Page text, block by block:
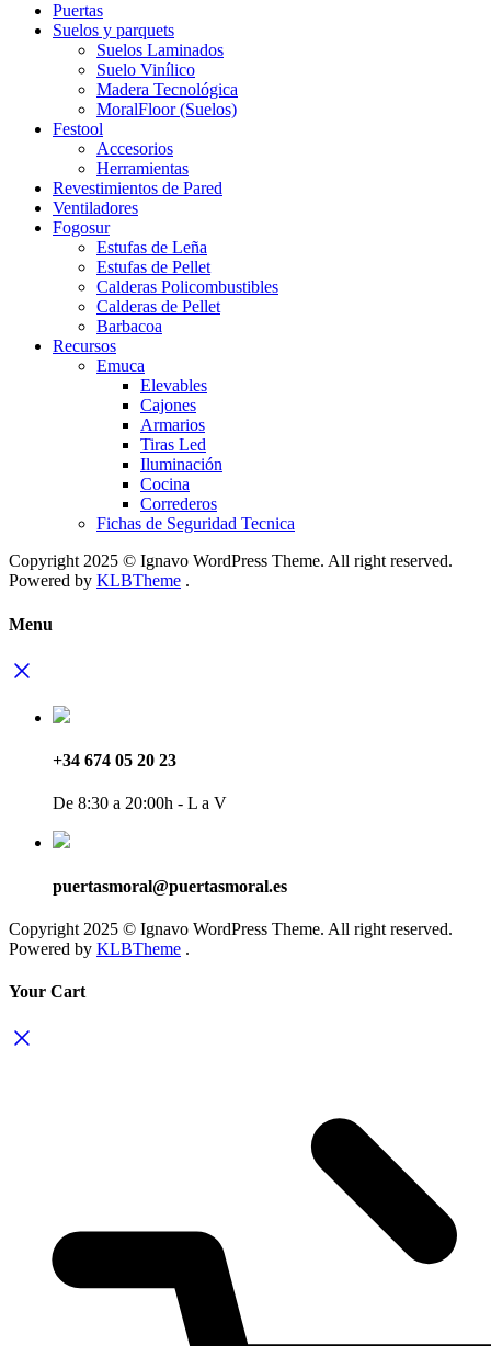
Puertas
Suelos y parquets
Suelos Laminados
Suelo Vinílico
Madera Tecnológica
MoralFloor (Suelos)
Festool
Accesorios
Herramientas
Revestimientos de Pared
Ventiladores
Fogosur
Estufas de Leña
Estufas de Pellet
Calderas Policombustibles
Calderas de Pellet
Barbacoa
Recursos
Emuca
Elevables
Cajones
Armarios
Tiras Led
Iluminación
Cocina
Correderos
Fichas de Seguridad Tecnica
Copyright 2025 © Ignavo WordPress Theme. All right reserved.
Powered by KLBTheme .
Menu
+34 674 05 20 23
De 8:30 a 20:00h - L a V
puertasmoral@puertasmoral.es
Copyright 2025 © Ignavo WordPress Theme. All right reserved.
Powered by KLBTheme .
Your Cart